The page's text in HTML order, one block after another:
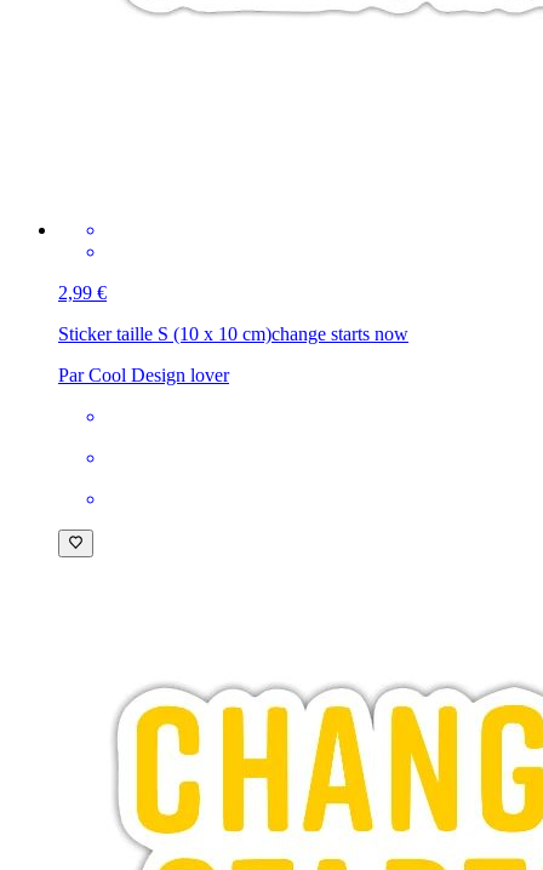
2,99 €
Sticker taille S (10 x 10 cm)change starts now
Par Cool Design lover